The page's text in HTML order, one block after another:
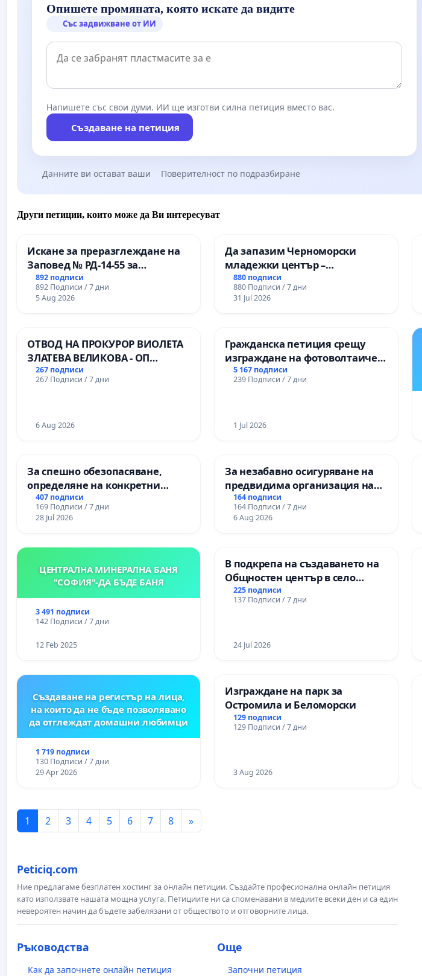
Опишете промяната, която искате да видите
Със задвижване от ИИ
Напишете със свои думи. ИИ ще изготви силна петиция вместо вас.
Създаване на петиция
Данните ви остават ваши Поверителност по подразбиране
Други петиции, които може да Ви интересуват
Искане за преразглеждане на
Заповед № РД-14-55 за
вливането на
Професионалната гимназия по
промишлени технологии в
Пазарджик
892 подписи
892 Подписи / 7 дни
5 Aug 2026
Да запазим Черноморски
младежки център –
пространство за младите на
Варна
880 подписи
880 Подписи / 7 дни
31 Jul 2026
ОТВОД НА ПРОКУРОР ВИОЛЕТА
ЗЛАТЕВА ВЕЛИКОВА - ОП
ДОБРИЧ
267 подписи
267 Подписи / 7 дни
6 Aug 2026
Гражданска петиция срещу
изграждане на фотоволтаичен
парк в с.Прибой, общ. Радомир
5 167 подписи
239 Подписи / 7 дни
1 Jul 2026
За спешно обезопасяване,
определяне на конкретни
срокове и извършване на
цялостна рехабилитация на
републиканския път между
Момин проход
407 подписи
169 Подписи / 7 дни
28 Jul 2026
За незабавно осигуряване на
предвидима организация на
учебния процес и гарантиране
на правото на равнопоставено
и качествено образование на
гимназия „
164 подписи
164 Подписи / 7 дни
6 Aug 2026
ЦЕНТРАЛНА МИНЕРАЛНА БАНЯ
"СОФИЯ"-ДА БЪДЕ БАНЯ
3 491 подписи
142 Подписи / 7 дни
12 Feb 2025
В подкрепа на създаването на
Общностен център в село
Църква
225 подписи
137 Подписи / 7 дни
24 Jul 2026
Създаване на регистър на лица,
на които да не бъде позволявано
да отглеждат домашни любимци
1 719 подписи
130 Подписи / 7 дни
29 Apr 2026
Изграждане на парк за
Остромила и Беломорски
129 подписи
129 Подписи / 7 дни
3 Aug 2026
1 2 3 4 5 6 7 8 »
Peticiq.com
Ние предлагаме безплатен хостинг за онлайн петиции. Създайте професионална онлайн петиция
като използвате нашата мощна услуга. Петициите ни са споменавани в медиите всеки ден и са един
невероятен начин да бъдете забелязани от обществото и отговорните лица.
Ръководства
Как да започнете онлайн петиция
Още
Започни петиция